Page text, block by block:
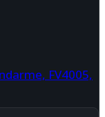
FV4005,